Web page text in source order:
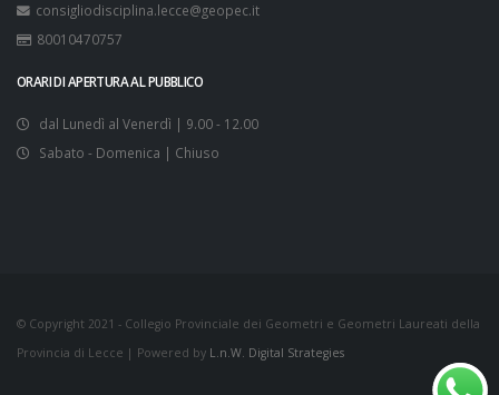
consigliodisciplina.lecce@geopec.it
80010470757
ORARI DI APERTURA AL PUBBLICO
dal Lunedì al Venerdì | 9.00 - 12.00
Sabato - Domenica | Chiuso
© Copyright 2021 - Collegio Provinciale dei Geometri e Geometri Laureati della
Provincia di Lecce | Powered by L.n.W. Digital Strategies